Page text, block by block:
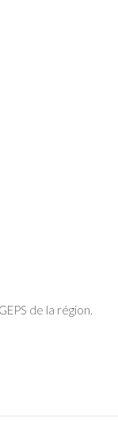
de la région.